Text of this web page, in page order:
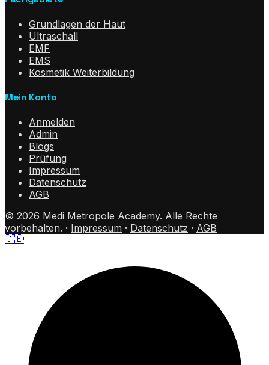
Grundlagen der Haut
Ultraschall
EMF
EMS
Kosmetik Weiterbildung
Mein Konto
Anmelden
Admin
Blogs
Prüfung
Impressum
Datenschutz
AGB
© 2026 Medi Metropole Academy. Alle Rechte
vorbehalten. · Impressum · Datenschutz · AGB
🇩🇪